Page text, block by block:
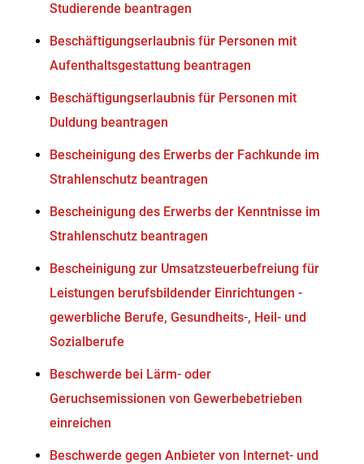
Studierende beantragen
Beschäftigungserlaubnis für Personen mit
Aufenthaltsgestattung beantragen
Beschäftigungserlaubnis für Personen mit
Duldung beantragen
Bescheinigung des Erwerbs der Fachkunde im
Strahlenschutz beantragen
Bescheinigung des Erwerbs der Kenntnisse im
Strahlenschutz beantragen
Bescheinigung zur Umsatzsteuerbefreiung für
Leistungen berufsbildender Einrichtungen -
gewerbliche Berufe, Gesundheits-, Heil- und
Sozialberufe
Beschwerde bei Lärm- oder
Geruchsemissionen von Gewerbebetrieben
einreichen
Beschwerde gegen Anbieter von Internet- und